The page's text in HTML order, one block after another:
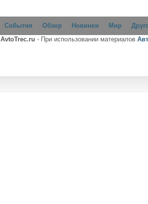
События Обзор Новинки Мир
AvtoTrec.ru - При использовании материалов